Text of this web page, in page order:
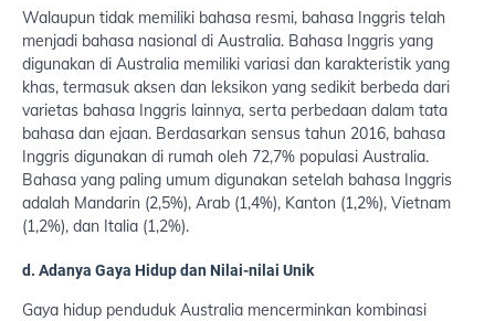
Walaupun tidak memiliki bahasa resmi, bahasa Inggris telah
menjadi bahasa nasional di Australia. Bahasa Inggris yang
digunakan di Australia memiliki variasi dan karakteristik yang
khas, termasuk aksen dan leksikon yang sedikit berbeda dari
varietas bahasa Inggris lainnya, serta perbedaan dalam tata
bahasa dan ejaan. Berdasarkan sensus tahun 2016, bahasa
Inggris digunakan di rumah oleh 72,7% populasi Australia.
Bahasa yang paling umum digunakan setelah bahasa Inggris
adalah Mandarin (2,5%), Arab (1,4%), Kanton (1,2%), Vietnam
(1,2%), dan Italia (1,2%).
d. Adanya Gaya Hidup dan Nilai-nilai Unik
Gaya hidup penduduk Australia mencerminkan kombinasi